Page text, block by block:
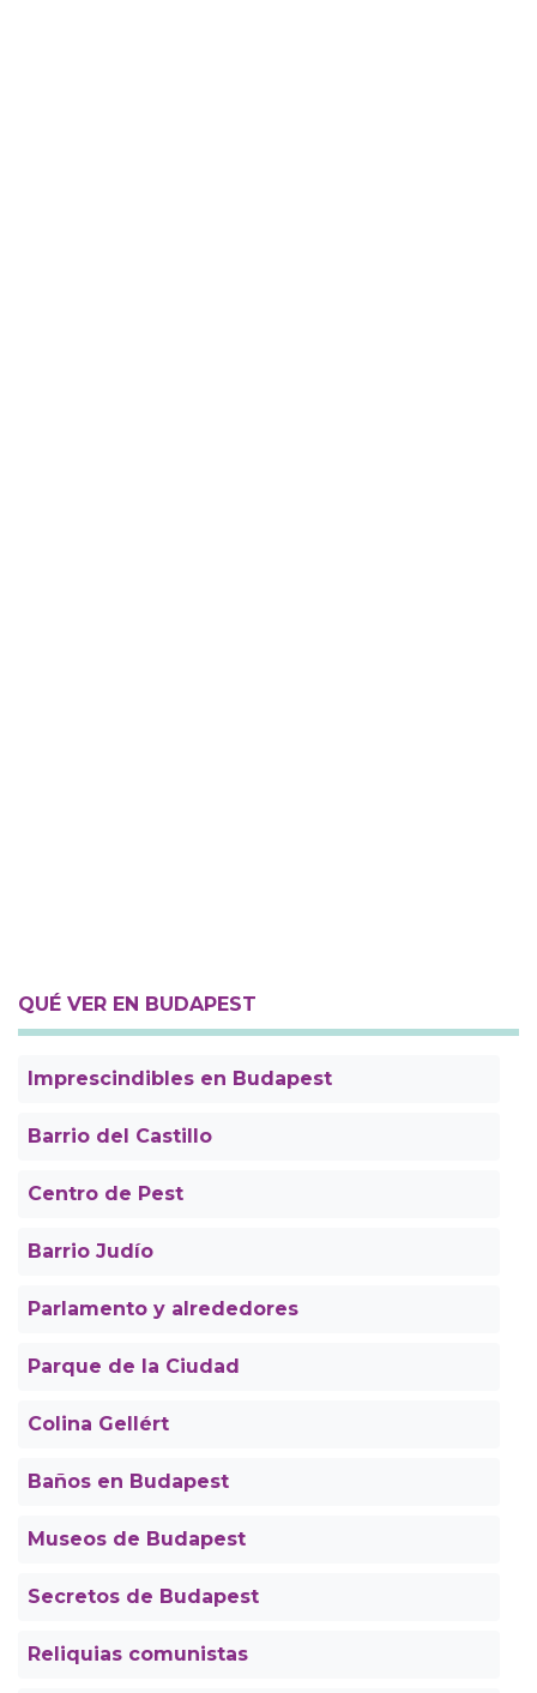
QUÉ VER EN BUDAPEST
Imprescindibles en Budapest
Barrio del Castillo
Centro de Pest
Barrio Judío
Parlamento y alrededores
Parque de la Ciudad
Colina Gellért
Baños en Budapest
Museos de Budapest
Secretos de Budapest
Reliquias comunistas